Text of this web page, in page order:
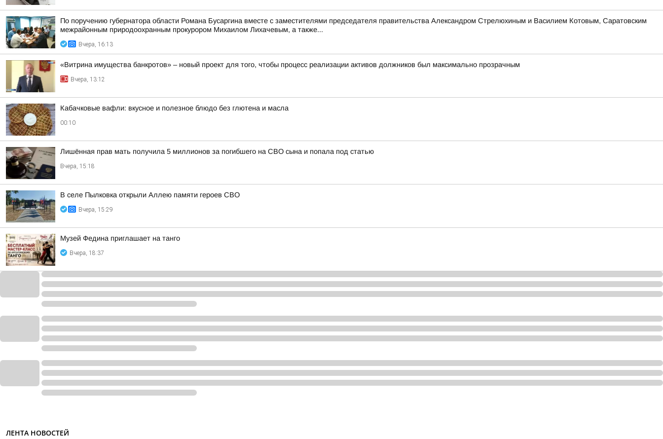
По поручению губернатора области Романа Бусаргина вместе с заместителями председателя правительства Александром Стрелюхиным и Василием Котовым, Саратовским
межрайонным природоохранным прокурором Михаилом Лихачевым, а также...
Вчера, 16:13
«Витрина имущества банкротов» – новый проект для того, чтобы процесс реализации активов должников был максимально прозрачным
Вчера, 13:12
Кабачковые вафли: вкусное и полезное блюдо без глютена и масла
00:10
Лишённая прав мать получила 5 миллионов за погибшего на СВО сына и попала под статью
Вчера, 15:18
В селе Пылковка открыли Аллею памяти героев СВО
Вчера, 15:29
Музей Федина приглашает на танго
Вчера, 18:37
ЛЕНТА НОВОСТЕЙ